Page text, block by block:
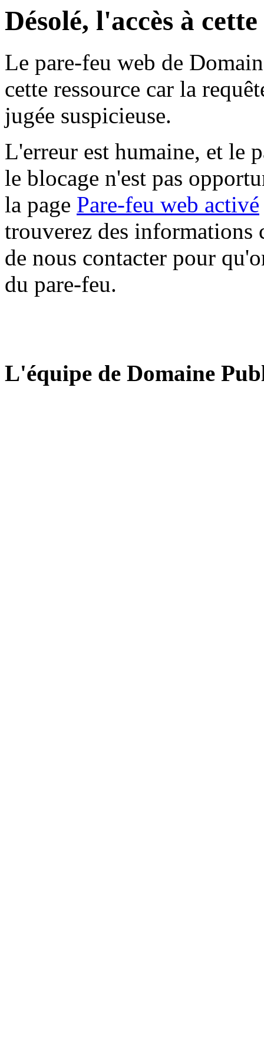
Désolé, l'accès à
Le pare-feu web de
cette ressource car la
jugée suspicieuse.
L'erreur est humaine, et le
le blocage n'est pas
la page Pare-feu web activé
trouverez des informations
de nous contacter pour
du pare-feu.
L'équipe de Domaine